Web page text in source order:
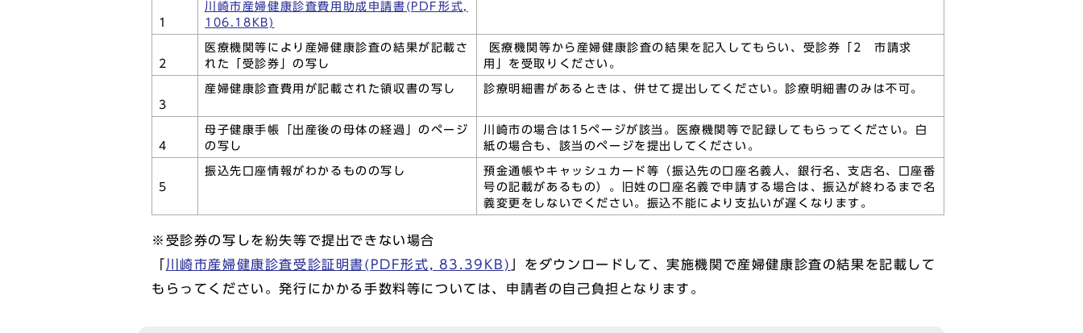
1
川崎市産婦健康診査費用助成申請書(PDF形式,
106.18KB)
2
医療機関等により産婦健康診査の結果が記載さ
れた「受診券」の写し
医療機関等から産婦健康診査の結果を記入してもらい、受診券「2 市請求
用」を受取りください。
3
産婦健康診査費用が記載された領収書の写し 診療明細書があるときは、併せて提出してください。診療明細書のみは不可。
4
母子健康手帳「出産後の母体の経過」のページ
の写し
川崎市の場合は15ページが該当。医療機関等で記録してもらってください。白
紙の場合も、該当のページを提出してください。
5
振込先口座情報がわかるものの写し
預金通帳やキャッシュカード等（振込先の口座名義人、銀行名、支店名、口座番
号の記載があるもの）。旧姓の口座名義で申請する場合は、振込が終わるまで名
義変更をしないでください。振込不能により支払いが遅くなります。
※受診券の写しを紛失等で提出できない場合
川崎市産婦健康診査受診証明書(PDF形式, 83.39KB)
」をダウンロードして、実施機関で産婦健康診査の結果を記載して
もらってください。発行にかかる手数料等については、申請者の自己負担となります。